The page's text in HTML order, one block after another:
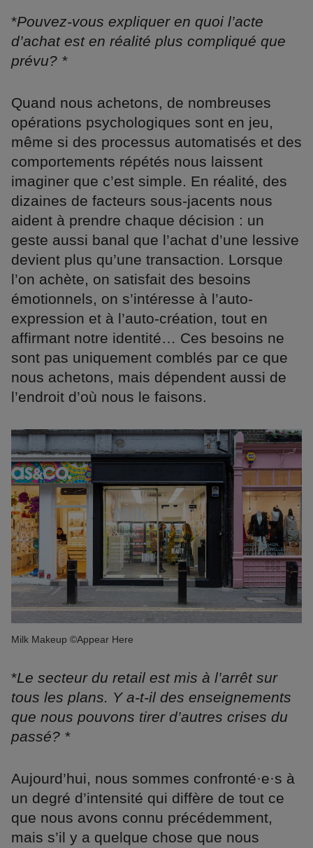
*Pouvez-vous expliquer en quoi l’acte
d’achat est en réalité plus compliqué que
prévu? *
Quand nous achetons, de nombreuses
opérations psychologiques sont en jeu,
même si des processus automatisés et des
comportements répétés nous laissent
imaginer que c’est simple. En réalité, des
dizaines de facteurs sous-jacents nous
aident à prendre chaque décision : un
geste aussi banal que l’achat d’une lessive
devient plus qu’une transaction. Lorsque
l’on achète, on satisfait des besoins
émotionnels, on s’intéresse à l’auto-
expression et à l’auto-création, tout en
affirmant notre identité… Ces besoins ne
sont pas uniquement comblés par ce que
nous achetons, mais dépendent aussi de
l’endroit d’où nous le faisons.
Milk Makeup ©Appear Here
*Le secteur du retail est mis à l’arrêt sur
tous les plans. Y a-t-il des enseignements
que nous pouvons tirer d’autres crises du
passé? *
Aujourd’hui, nous sommes confronté·e·s à
un degré d’intensité qui diffère de tout ce
que nous avons connu précédemment,
mais s’il y a quelque chose que nous